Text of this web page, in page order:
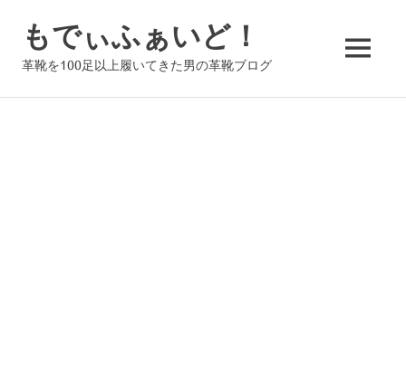
ツ
もでぃふぁいど！
革靴を100足以上履いてきた男の革靴ブログ MENU